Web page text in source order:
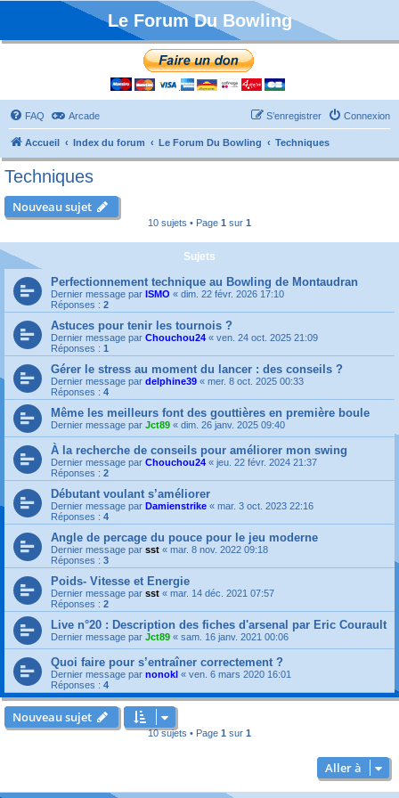
Le Forum Du Bowling
FAQ Arcade Connexion
S’enregistrer
Accueil Index du forum Le Forum Du Bowling Techniques
Techniques
Nouveau sujet
10 sujets • Page 1 sur 1
Sujets
Perfectionnement technique au Bowling de Montaudran
Dernier message par ISMO « dim. 22 févr. 2026 17:10
Réponses : 2
Astuces pour tenir les tournois ?
Dernier message par Chouchou24 « ven. 24 oct. 2025 21:09
Réponses : 1
Gérer le stress au moment du lancer : des conseils ?
Dernier message par delphine39 « mer. 8 oct. 2025 00:33
Réponses : 4
Même les meilleurs font des gouttières en première boule
Dernier message par Jct89 « dim. 26 janv. 2025 09:40
À la recherche de conseils pour améliorer mon swing
Dernier message par Chouchou24 « jeu. 22 févr. 2024 21:37
Réponses : 2
Débutant voulant s’améliorer
Dernier message par Damienstrike « mar. 3 oct. 2023 22:16
Réponses : 4
Angle de percage du pouce pour le jeu moderne
Dernier message par sst « mar. 8 nov. 2022 09:18
Réponses : 3
Poids- Vitesse et Energie
Dernier message par sst « mar. 14 déc. 2021 07:57
Réponses : 2
Live n°20 : Description des fiches d'arsenal par Eric Courault
Dernier message par Jct89 « sam. 16 janv. 2021 00:06
Quoi faire pour s’entraîner correctement ?
Dernier message par nonokl « ven. 6 mars 2020 16:01
Réponses : 4
Nouveau sujet
10 sujets • Page 1 sur 1
Aller à